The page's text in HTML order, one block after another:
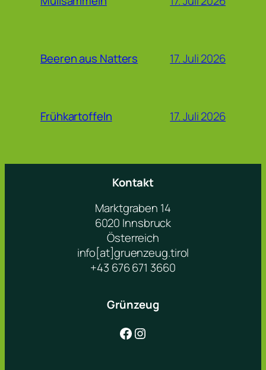
Beeren aus Natters 17. Juli 2026
Frühkartoffeln 17. Juli 2026
Kontakt
Marktgraben 14
6020 Innsbruck
Österreich
info[at]gruenzeug.tirol
+43 676 671 3660
Grünzeug
Facebook Instagram